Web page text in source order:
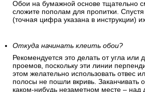
Наносите клей только на поверхность
Клей наносится и на поверхность
полотнище. Перед поклейкой
Обои на бумажной основе тщательно
сложите пополам для пропитки.
(точная цифра указана в инструкции)